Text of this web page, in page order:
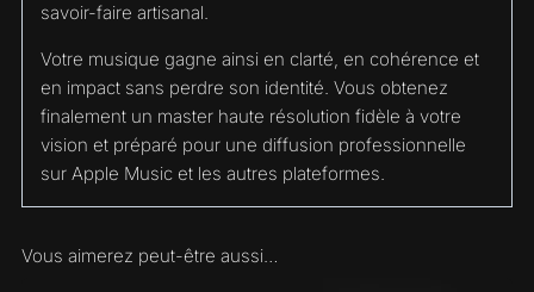
savoir-faire artisanal.
Votre musique gagne ainsi en clarté, en cohérence et
en impact sans perdre son identité. Vous obtenez
finalement un master haute résolution fidèle à votre
vision et préparé pour une diffusion professionnelle
sur Apple Music et les autres plateformes.
Vous aimerez peut-être aussi…